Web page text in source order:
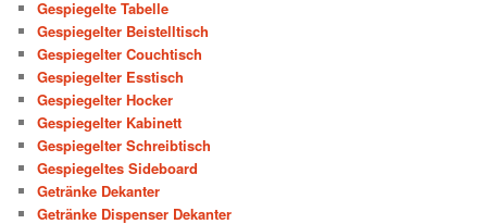
Gespiegelte Tabelle
Gespiegelter Beistelltisch
Gespiegelter Couchtisch
Gespiegelter Esstisch
Gespiegelter Hocker
Gespiegelter Kabinett
Gespiegelter Schreibtisch
Gespiegeltes Sideboard
Getränke Dekanter
Getränke Dispenser Dekanter